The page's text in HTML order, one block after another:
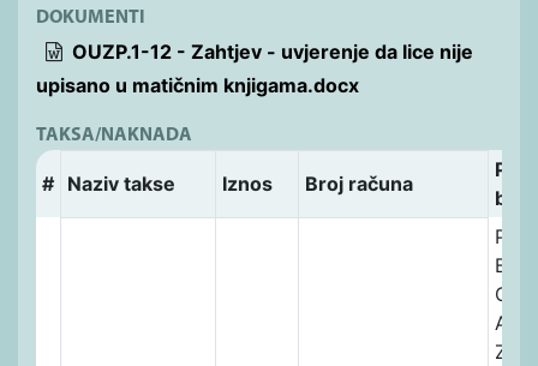
DOKUMENTI
OUZP.1-12 - Zahtjev - uvjerenje da lice nije
upisano u matičnim knjigama.docx
TAKSA/NAKNADA
# Naziv takse Iznos Broj računa
broj